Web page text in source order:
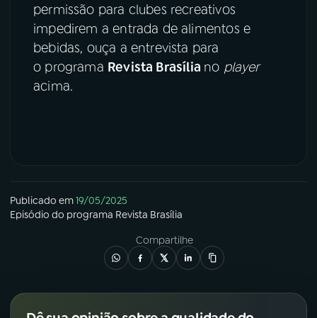
permissão para clubes recreativos
impedirem a entrada de alimentos e
bebidas, ouça a entrevista para
o programa Revista Brasília no player
acima.
Publicado em19/05/2025
Episódio do programa Revista Brasília
Compartilhe